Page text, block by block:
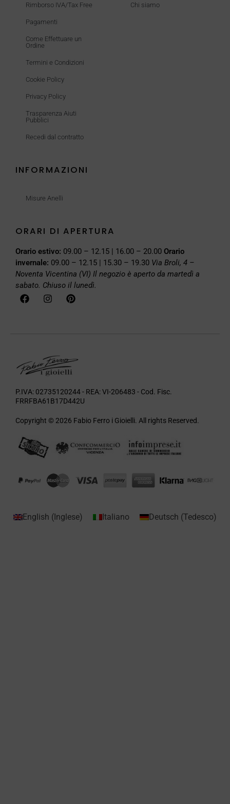
Rimborso IVA/Tax Free
Pagamenti
Come Effettuare un
Ordine
Termini e Condizioni
Cookie Policy
Privacy Policy
Trasparenza Aiuti
Pubblici
Recedi dal contratto
Chi siamo
INFORMAZIONI
Misure Anelli
ORARI DI APERTURA
Orario estivo: 09.00 – 12.15 | 16.00 – 20.00 Orario
invernale: 09.00 – 12.15 | 15.30 – 19.30 Via Broli, 4 –
Noventa Vicentina (VI) Il negozio è aperto da martedì a
sabato. Chiuso il lunedì.
P.IVA: 02735120244 - REA: VI-206483 - Cod. Fisc.
FRRFBA61B17D442U
Copyright © 2026 Fabio Ferro i Gioielli. All rights Reserved.
English (Inglese) Italiano Deutsch (Tedesco)